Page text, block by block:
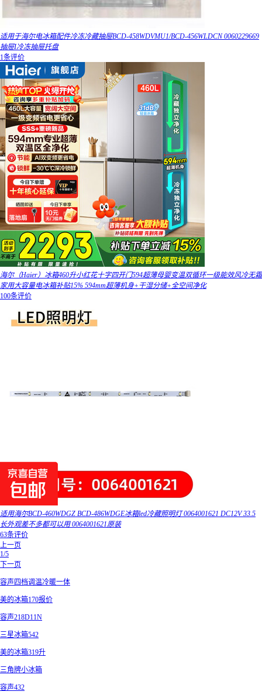
适用于海尔电冰箱配件冷冻冷藏抽屉BCD-458WDVMU1/BCD-456WLDCN 0060229669
抽屉I冷冻抽屉托盘
1条评价
海尔（Haier）冰箱460升小红花十字四开门594超薄母婴变温双循环一级能效风冷无霜
家用大容量电冰箱补贴15% 594mm超薄机身+干湿分储+全空间净化
100条评价
适用海尔BCD-460WDGZ BCD-486WDGE冰箱led冷藏照明灯 0064001621 DC12V 33.5
长外观差不多都可以用 0064001621原装
63条评价
上一页
1/5
下一页
容声四档调温冷暖一体
美的冰箱170报价
容声218D11N
三星冰箱542
美的冰箱319升
三角牌小冰箱
容声432